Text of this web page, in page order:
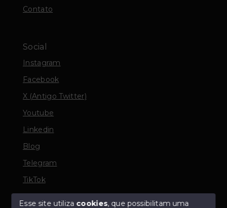
Contato
Social
Instagram
Facebook
X (Antigo Twitter)
Youtube
Linkedin
Blog
Telegram
TikTok
Esse site utiliza cookies, que possibilitam uma